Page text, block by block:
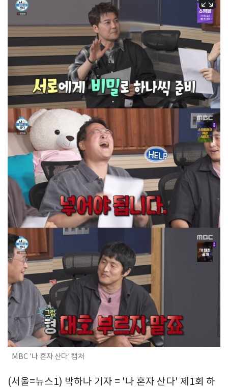
MBC '나 혼자 산다' 캡처
(서울=뉴스1) 박하나 기자 = '나 혼자 산다' 제1회 하